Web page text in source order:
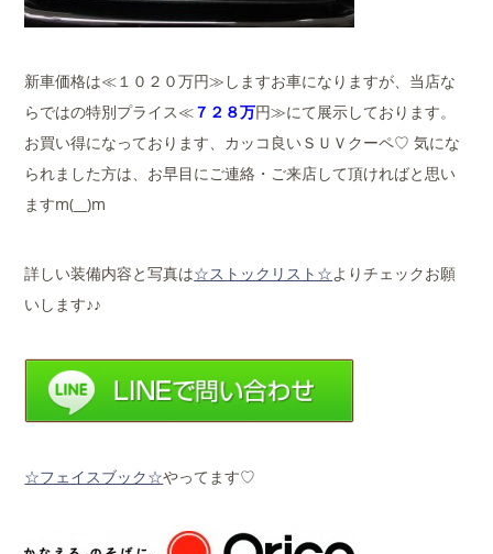
新車価格は≪１０２０万円≫しますお車になりますが、当店な
らではの特別プライス≪７２８万円≫にて展示しております。
お買い得になっております、カッコ良いＳＵＶクーペ♡ 気にな
られました方は、お早目にご連絡・ご来店して頂ければと思い
ますm(__)m
詳しい装備内容と写真は☆ストックリスト☆よりチェックお願
いします♪♪
☆フェイスブック☆やってます♡